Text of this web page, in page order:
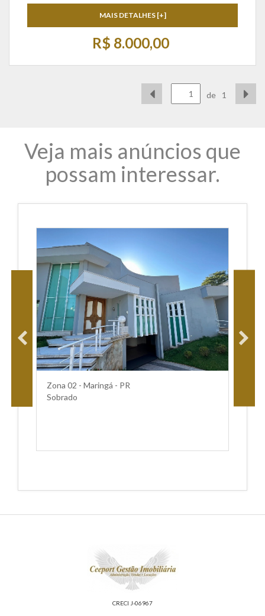
MAIS DETALHES [+]
R$ 8.000,00
de 1
Veja mais anúncios que
possam interessar.
Zona 02 - Maringá - PR
Sobrado
CRECI J-06967